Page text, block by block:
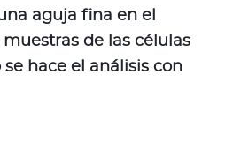
aguja fina en el
de las células
hace el análisis con